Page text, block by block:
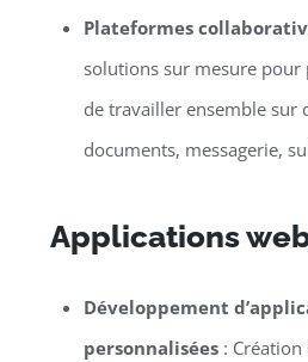
Plateformes
solutions sur mesure
de travailler ensemble sur
documents, messagerie,
Applications
Développement
personnalisées: Création